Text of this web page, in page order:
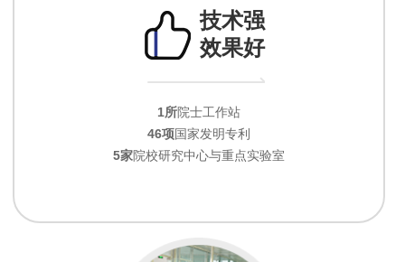
技术强
效果好
1所院士工作站
46项国家发明专利
5家院校研究中心与重点实验室